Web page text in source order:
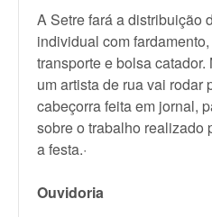
A Setre fará a distribuição
individual com
transporte e bolsa catador.
um artista de rua vai rodar
cabeçorra feita em jornal,
sobre o trabalho realizado
a festa.·
Ouvidoria